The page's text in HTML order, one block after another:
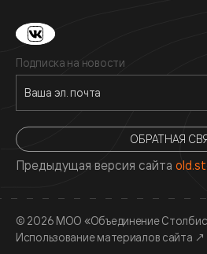
Подписка на новости
ОБРАТНАЯ
Предыдущая версия сайта
© 2026 МОО «Объединение
Использование материалов сайта ↗